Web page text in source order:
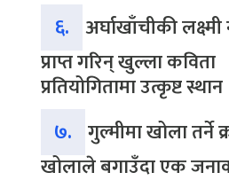
६. अर्घाखाँचीकी
प्राप्त गरिन् खुल्ला कविता
प्रतियोगितामा उत्कृष्ट स्थान
७. गुल्मीमा खोला तर्ने
खोलाले बगाउँदा एक